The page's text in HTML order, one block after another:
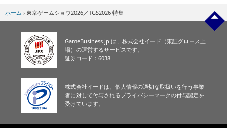
ホーム › 東京ゲームショウ2026／TGS2026 特集
GameBusiness.jp は、株式会社イード（東証グロース上
場）の運営するサービスです。
証券コード：6038
株式会社イードは、個人情報の適切な取扱いを行う事業
者に対して付与されるプライバシーマークの付与認定を
受けています。